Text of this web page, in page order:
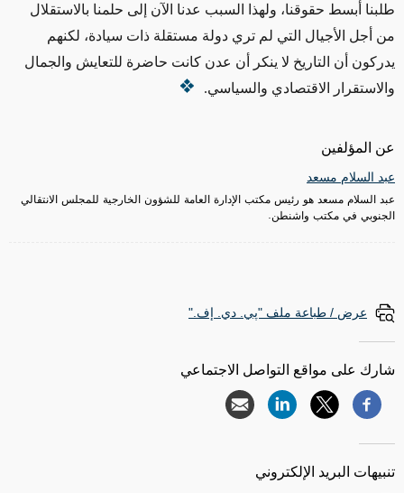
عن المؤلفين
عبد السلام مسعد
عبد السلام مسعد هو رئيس مكتب الإدارة العامة للشؤون الخارجية للمجلس الانتقالي
الجنوبي في مكتب واشنطن.
طلبنا أبسط حقوقنا، ولهذا السبب عدنا الآن إلى حلمنا بالاستقلال
من أجل الأجيال التي لم تري دولة مستقلة ذات سيادة، لكنهم
يدركون أن التاريخ لا ينكر أن عدن كانت حاضرة للتعايش والجمال
والاستقرار الاقتصادي والسياسي.
عرض / طباعة ملف "پي. دي. إف."
شارك على مواقع التواصل الاجتماعي
تنبيهات البريد الإلكتروني